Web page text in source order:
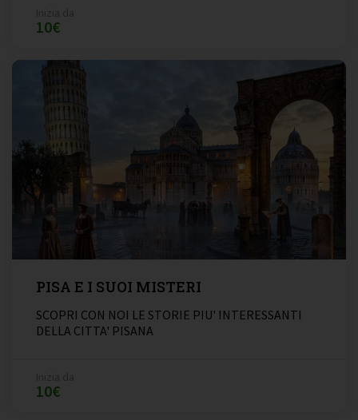
10€
PISA E I SUOI MISTERI
SCOPRI CON NOI LE STORIE PIU' INTERESSANTI
DELLA CITTA' PISANA
10€